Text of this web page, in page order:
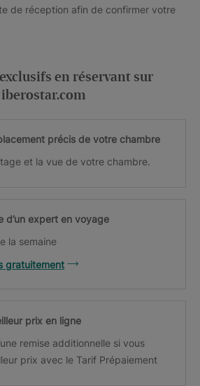
de réception afin de confirmer votre
en réservant sur
iberostar.com
précis de votre chambre
et la vue de votre chambre.
d’un expert en voyage
la semaine
gratuitement
prix en ligne
remise additionnelle si vous
prix avec le Tarif Prépaiement